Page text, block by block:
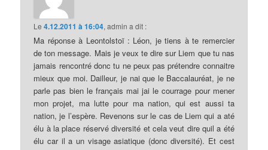
Le4.12.2011 à 16:04,admin a dit :
Ma réponse à Leontolstoï : Léon, je tiens à te remercier
de ton message. Mais je veux te dire sur Liem que tu nas
jamais rencontré donc tu ne peux pas prétendre connaitre
mieux que moi. Dailleur, je nai que le Baccalauréat, je ne
parle pas bien le français mai jai le courrage pour mener
mon projet, ma lutte pour ma nation, qui est aussi ta
nation, je l’espère. Revenons sur le cas de Liem qui a até
élu à la place réservé diversité et cela veut dire quil a été
élu car il a un visage asiatique (donc diversité). Et cest